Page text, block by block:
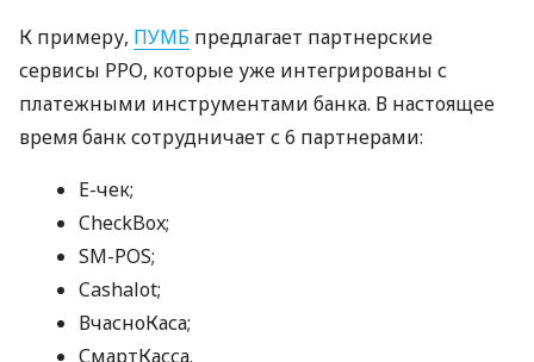
К примеру, ПУМБ предлагает партнерские
сервисы РРО, которые уже интегрированы с
платежными инструментами банка. В настоящее
время банк сотрудничает с 6 партнерами:
E-чек;
CheckBox;
SM-POS;
Cashalot;
ВчасноКаса;
СмартКасса.